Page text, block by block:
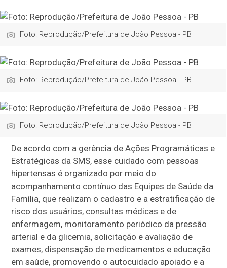
Foto: Reprodução/Prefeitura de João Pessoa - PB
Foto: Reprodução/Prefeitura de João Pessoa - PB
Foto: Reprodução/Prefeitura de João Pessoa - PB
De acordo com a gerência de Ações Programáticas e
Estratégicas da SMS, esse cuidado com pessoas
hipertensas é organizado por meio do
acompanhamento contínuo das Equipes de Saúde da
Família, que realizam o cadastro e a estratificação de
risco dos usuários, consultas médicas e de
enfermagem, monitoramento periódico da pressão
arterial e da glicemia, solicitação e avaliação de
exames, dispensação de medicamentos e educação
em saúde, promovendo o autocuidado apoiado e a